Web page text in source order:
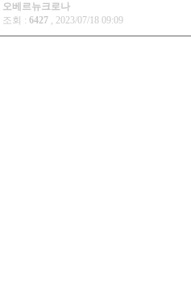
오베르뉴크로나
조회 : 6427 , 2023/07/18 09:09